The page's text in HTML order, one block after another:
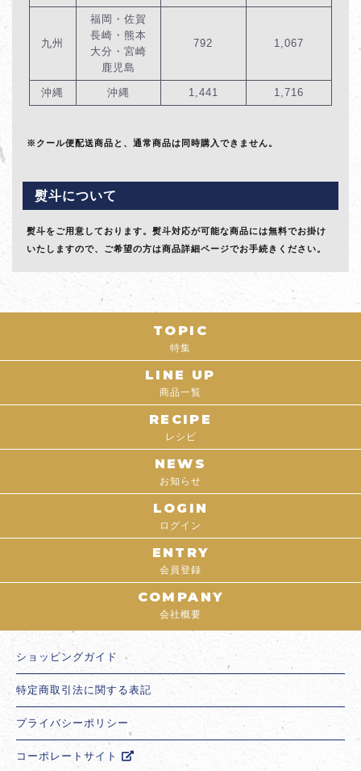
九州
福岡・佐賀
長崎・熊本
大分・宮崎
鹿児島
792 1,067
沖縄 沖縄 1,441 1,716
※クール便配送商品と、通常商品は同時購入できません。
熨斗について
熨斗をご用意しております。熨斗対応が可能な商品には無料でお掛け
いたしますので、ご希望の方は商品詳細ページでお手続きください。
TOPIC
特集
LINE UP
商品一覧
RECIPE
レシピ
NEWS
お知らせ
LOGIN
ログイン
ENTRY
会員登録
COMPANY
会社概要
ショッピングガイド
特定商取引法に関する表記
プライバシーポリシー
コーポレートサイト